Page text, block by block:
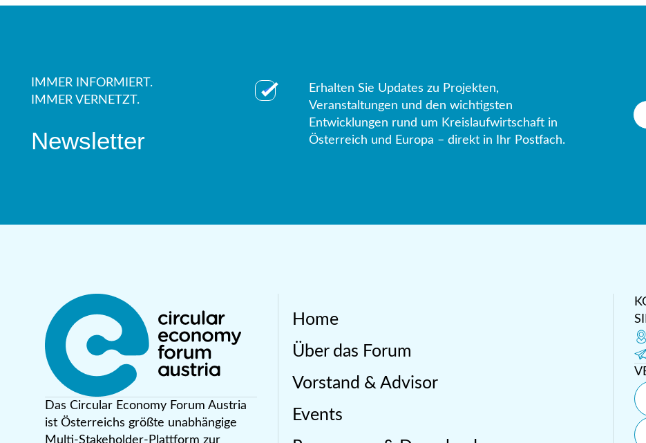
IMMER INFORMIERT.
IMMER VERNETZT.
Newsletter
Erhalten Sie Updates zu Projekten,
Veranstaltungen und den wichtigsten
Entwicklungen rund um Kreislaufwirtschaft in
Österreich und Europa – direkt in Ihr Postfach.
Das Circular Economy Forum Austria
ist Österreichs größte unabhängige
Multi-Stakeholder-Plattform zur
Home
Über das Forum
Vorstand & Advisor
Events